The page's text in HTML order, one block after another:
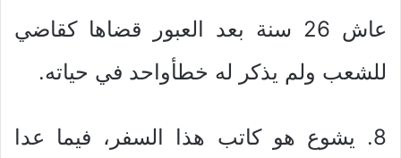
عاش 26 سنة بعد العبور قضاها كقاضي
للشعب ولم يذكر له خطأواحد في حياته.
8. يشوع هو كاتب هذا السفر، فيما عدا